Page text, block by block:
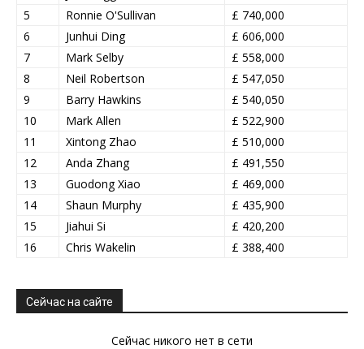
5
Ronnie O'Sullivan
£ 740,000
6
Junhui Ding
£ 606,000
7
Mark Selby
£ 558,000
8
Neil Robertson
£ 547,050
9
Barry Hawkins
£ 540,050
10
Mark Allen
£ 522,900
11
Xintong Zhao
£ 510,000
12
Anda Zhang
£ 491,550
13
Guodong Xiao
£ 469,000
14
Shaun Murphy
£ 435,900
15
Jiahui Si
£ 420,200
16
Chris Wakelin £ 388,400
Сейчас на сайте
Сейчас никого нет в сети